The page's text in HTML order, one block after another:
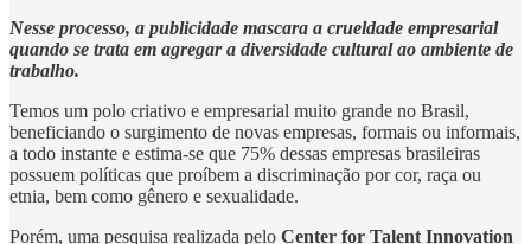
Nesse processo, a publicidade mascara a crueldade empresarial
quando se trata em agregar a diversidade cultural ao ambiente de
trabalho.
Temos um polo criativo e empresarial muito grande no Brasil,
beneficiando o surgimento de novas empresas, formais ou informais,
a todo instante e estima-se que 75% dessas empresas brasileiras
possuem políticas que proíbem a discriminação por cor, raça ou
etnia, bem como gênero e sexualidade.
Porém, uma pesquisa realizada pelo Center for Talent Innovation